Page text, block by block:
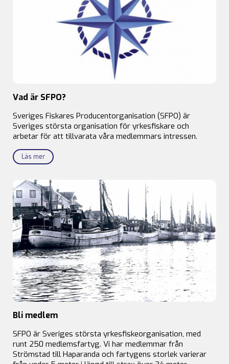
Vad är SFPO?
Sveriges Fiskares Producentorganisation (SFPO) är
Sveriges största organisation för yrkesfiskare och
arbetar för att tillvarata våra medlemmars intressen.
Läs mer
Bli medlem
SFPO är Sveriges största yrkesfiskeorganisation, med
runt 250 medlemsfartyg. Vi har medlemmar från
Strömstad till Haparanda och fartygens storlek varierar